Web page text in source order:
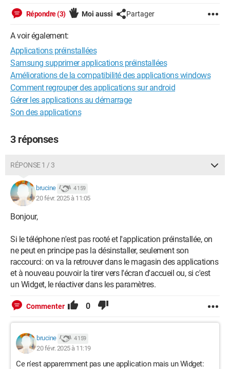
Répondre (3) Moi aussi Partager
A voir également:
Applications préinstallées
Samsung supprimer applications préinstallées
Améliorations de la compatibilité des applications windows
Comment regrouper des applications sur android
Gérer les applications au démarrage
Son des applications
3 réponses
RÉPONSE 1 / 3
brucine 4 159
20 févr. 2025 à 11:05
Bonjour,
Si le téléphone n'est pas rooté et l'application préinstallée, on
ne peut en principe pas la désinstaller, seulement son
raccourci: on va la retrouver dans le magasin des applications
et à nouveau pouvoir la tirer vers l'écran d'accueil ou, si c'est
un Widget, le réactiver dans les paramètres.
Commenter 0
brucine 4 159
20 févr. 2025 à 11:19
Ce n'est apparemment pas une application mais un Widget: